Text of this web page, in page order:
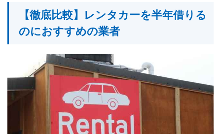
【徹底比較】レンタカーを半年借りる
のにおすすめの業者